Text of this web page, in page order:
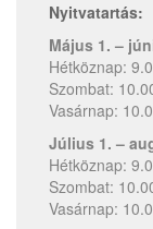
Nyitvatartás:
Május 1. –
Hétköznap:
Szombat:
Vasárnap:
Július 1. –
Hétköznap:
Szombat:
Vasárnap: